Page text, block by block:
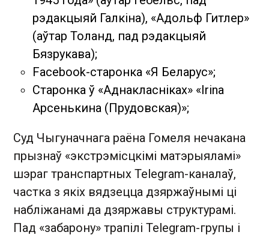
рэдакцыяй Галкіна), «Адольф Гитлер»
(аўтар Толанд, пад рэдакцыяй
Бязрукава);
Facebook-старонка «Я Беларус»;
Старонка ў «Аднакласніках» «Irina
Арсенькина (Прудовская)»;
Суд Чыгуначнага раёна Гомеля нечакана
прызнаў «экстрэмісцкімі матэрыяламі»
шэраг транспартных Telegram-каналаў,
частка з якіх вядзецца дзяржаўнымі ці
набліжанамі да дзяржавы структурамі.
Пад «забарону» трапілі Telegram-групы і